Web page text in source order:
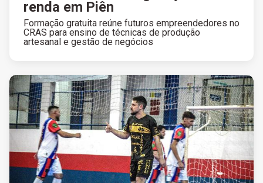
renda em Piên
Formação gratuita reúne futuros empreendedores no
CRAS para ensino de técnicas de produção
artesanal e gestão de negócios